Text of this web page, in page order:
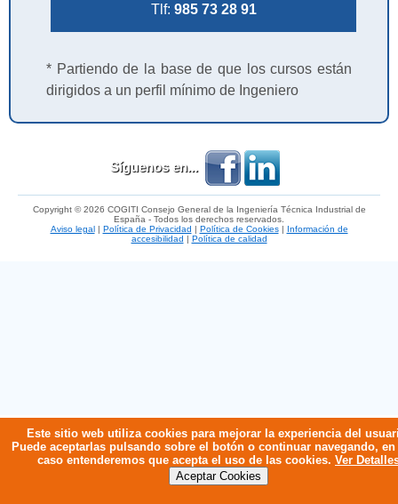
Este sitio web utiliza cookies para mejorar la experiencia del
Puede aceptarlas pulsando sobre el botón o continuar navegando,
caso entenderemos que acepta el uso de las cookies. Ver
Tlf: 985 73 28 91
* Partiendo de la base de que los cursos están
dirigidos a un perfil mínimo de Ingeniero
Síguenos en...
Copyright © 2026 COGITI Consejo General de la Ingeniería Técnica Industrial de
España - Todos los derechos reservados.
Aviso legal
Política de Privacidad Política de Cookies|
Información de
accesibilidad
Política de calidad